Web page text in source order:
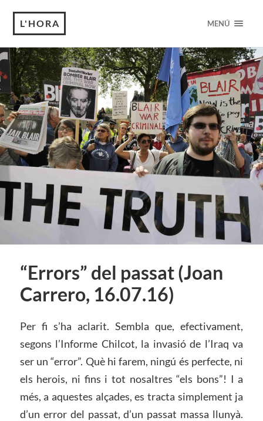
L'HORA MENÚ
“Errors” del passat (Joan
Carrero, 16.07.16)
Per fi s’ha aclarit. Sembla que, efectivament,
segons l’Informe Chilcot, la invasió de l’Iraq va
ser un “error”. Què hi farem, ningú és perfecte, ni
els herois, ni fins i tot nosaltres “els bons”! I a
més, a aquestes alçades, es tracta simplement ja
d’un error del passat, d’un passat massa llunyà.